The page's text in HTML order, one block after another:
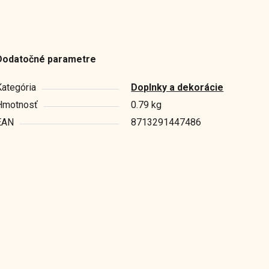
parametre
Doplnky a dekorácie
0.79 kg
8713291447486